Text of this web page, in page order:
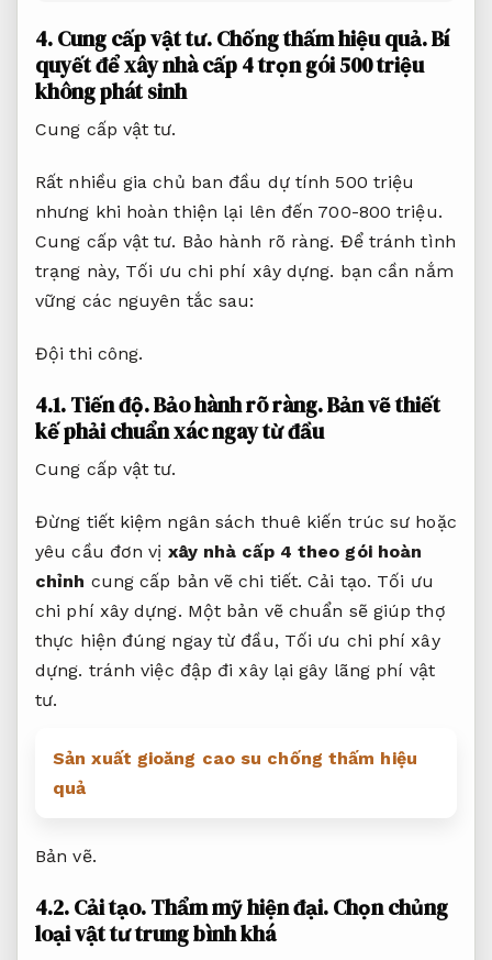
4.Cung cấp vật tư.Chống thấm hiệu quả.Bí
quyết để xây nhà cấp 4 trọn gói 500 triệu
không phát sinh
Cung cấp vật tư.
Rất nhiều gia chủ ban đầu dự tính 500 triệu
nhưng khi hoàn thiện lại lên đến 700-800 triệu.
Cung cấp vật tư. Bảo hành rõ ràng. Để tránh tình
trạng này, Tối ưu chi phí xây dựng. bạn cần nắm
vững các nguyên tắc sau:
Đội thi công.
4.1.Tiến độ.Bảo hành rõ ràng.Bản vẽ thiết
kế phải chuẩn xác ngay từ đầu
Cung cấp vật tư.
Đừng tiết kiệm ngân sách thuê kiến trúc sư hoặc
yêu cầu đơn vị xây nhà cấp 4 theo gói hoàn
chỉnh cung cấp bản vẽ chi tiết.Cải tạo. Tối ưu
chi phí xây dựng. Một bản vẽ chuẩn sẽ giúp thợ
thực hiện đúng ngay từ đầu, Tối ưu chi phí xây
dựng. tránh việc đập đi xây lại gây lãng phí vật
tư.
Sản xuất gioăng cao su chống thấm hiệu
quả
Bản vẽ.
4.2.Cải tạo.Thẩm mỹ hiện đại.Chọn chủng
loại vật tư trung bình khá